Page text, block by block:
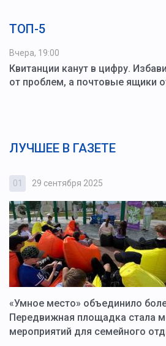
ТОП-5
Вчера, 19:00
Квитанции канут в цифру.
от проблем, а почтовые ящики
ЛУЧШЕЕ В ГАЗЕТЕ
01 29 сентября 2025
«Умное место» объединило
Передвижная площадка стала
мероприятий для семейного